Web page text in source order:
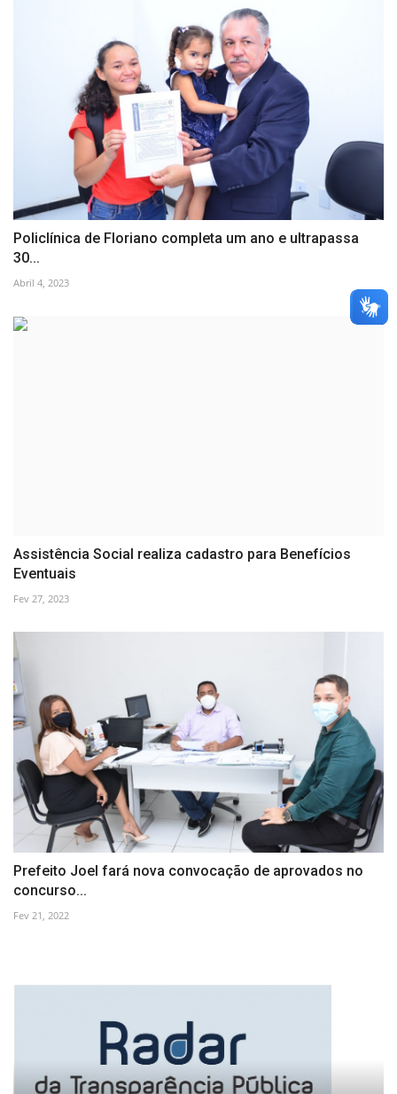
Policlínica de Floriano completa um ano e ultrapassa
30...
Abril 4, 2023
Assistência Social realiza cadastro para Benefícios
Eventuais
Fev 27, 2023
Prefeito Joel fará nova convocação de aprovados no
concurso...
Fev 21, 2022